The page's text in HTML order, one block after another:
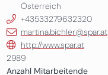
Österreich
+43533279632320
martina.bichler@spar.at
http://www.spar.at
2989
Anzahl Mitarbeitende